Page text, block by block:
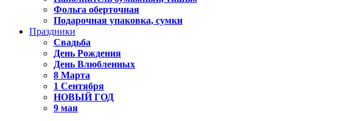
Фольга оберточная
Подарочная упаковка, сумки
Праздники
Свадьба
День Рождения
День Влюбленных
8 Марта
1 Сентября
НОВЫЙ ГОД
9 мая